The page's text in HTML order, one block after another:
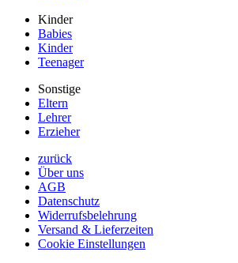
Kinder
Babies
Kinder
Teenager
Sonstige
Eltern
Lehrer
Erzieher
zurück
Über uns
AGB
Datenschutz
Widerrufsbelehrung
Versand & Lieferzeiten
Cookie Einstellungen